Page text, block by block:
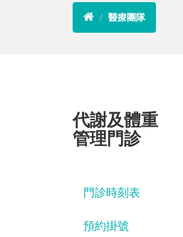
醫療團隊
代謝及體重
管理門診
門診時刻表
預約掛號